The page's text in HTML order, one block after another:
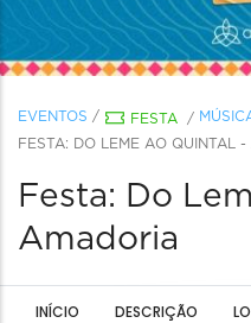
EVENTOS / FESTA /
FESTA: DO LEME AO QUINTAL
Festa: Do
Amadoria
INÍCIO DESCRIÇÃO